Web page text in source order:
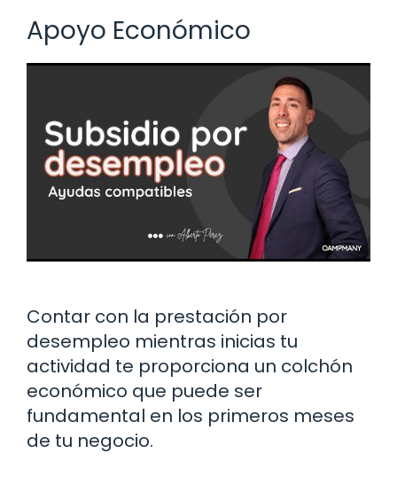
Apoyo Económico
Contar con la prestación por
desempleo mientras inicias tu
actividad te proporciona un colchón
económico que puede ser
fundamental en los primeros meses
de tu negocio.